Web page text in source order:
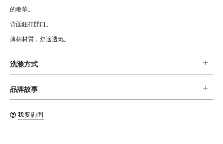
的奢華。
背面鈕扣開口。
薄棉材質，舒適透氣。
洗滌方式
色系衣服一同清洗，不可漂白，不可烘乾。
品牌故事
子所建立的品牌，不同於Bonpoint的經典，Bonton擅長應用豐富的色彩，設
我要詢問